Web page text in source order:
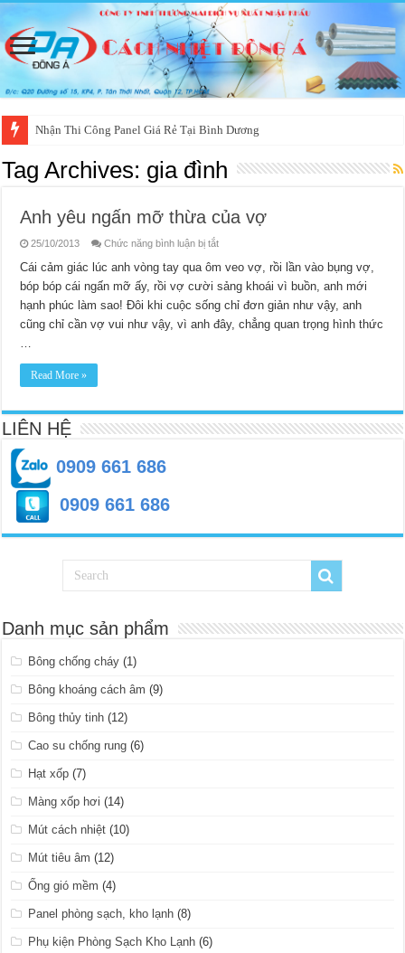
Nhận Thi Công Panel Giá Rẻ Tại Bình Dương
Panel EPS Phòng Sạch ( panel xốp)
Tag Archives: gia đình
Anh yêu ngấn mỡ thừa của vợ
25/10/2013 Chức năng bình luận bị tắtở
yêu
ngấn
mỡ
thừa
của
vợ
Cái cảm giác lúc anh vòng tay qua ôm veo vợ, rồi lần vào bụng vợ,
bóp bóp cái ngấn mỡ ấy, rồi vợ cười sảng khoái vì buồn, anh mới
hạnh phúc làm sao! Đôi khi cuộc sống chỉ đơn giản như vậy, anh
cũng chỉ cần vợ vui như vậy, vì anh đây, chẳng quan trọng hình thức
…
Read More »
LIÊN HỆ
0909 661 686
0909 661 686
Danh mục sản phẩm
Bông chống cháy (1)
Bông khoáng cách âm (9)
Bông thủy tinh (12)
Cao su chống rung (6)
Hạt xốp (7)
Màng xốp hơi (14)
Mút cách nhiệt (10)
Mút tiêu âm (12)
Ống gió mềm (4)
Panel phòng sạch, kho lạnh (8)
Phụ kiện Phòng Sạch Kho Lạnh (6)